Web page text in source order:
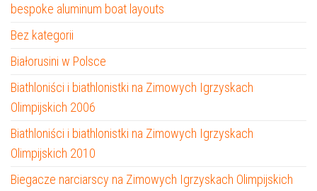
bespoke aluminum boat layouts
Bez kategorii
Białorusini w Polsce
Biathloniści i biathlonistki na Zimowych Igrzyskach
Olimpijskich 2006
Biathloniści i biathlonistki na Zimowych Igrzyskach
Olimpijskich 2010
Biegacze narciarscy na Zimowych Igrzyskach Olimpijskich